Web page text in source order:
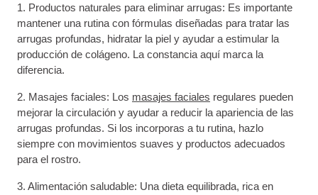
1. Productos naturales para eliminar arrugas: Es importante
mantener una rutina con fórmulas diseñadas para tratar las
arrugas profundas, hidratar la piel y ayudar a estimular la
producción de colágeno. La constancia aquí marca la
diferencia.
2. Masajes faciales: Los masajes faciales regulares pueden
mejorar la circulación y ayudar a reducir la apariencia de las
arrugas profundas. Si los incorporas a tu rutina, hazlo
siempre con movimientos suaves y productos adecuados
para el rostro.
3. Alimentación saludable: Una dieta equilibrada, rica en